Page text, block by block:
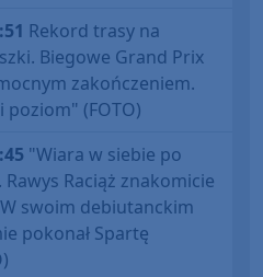
Rekord trasy na
Biegowe Grand Prix
zakończeniem.
poziom" (FOTO)
"Wiara w siebie po
Raciąż znakomicie
swoim debiutanckim
pokonał Spartę